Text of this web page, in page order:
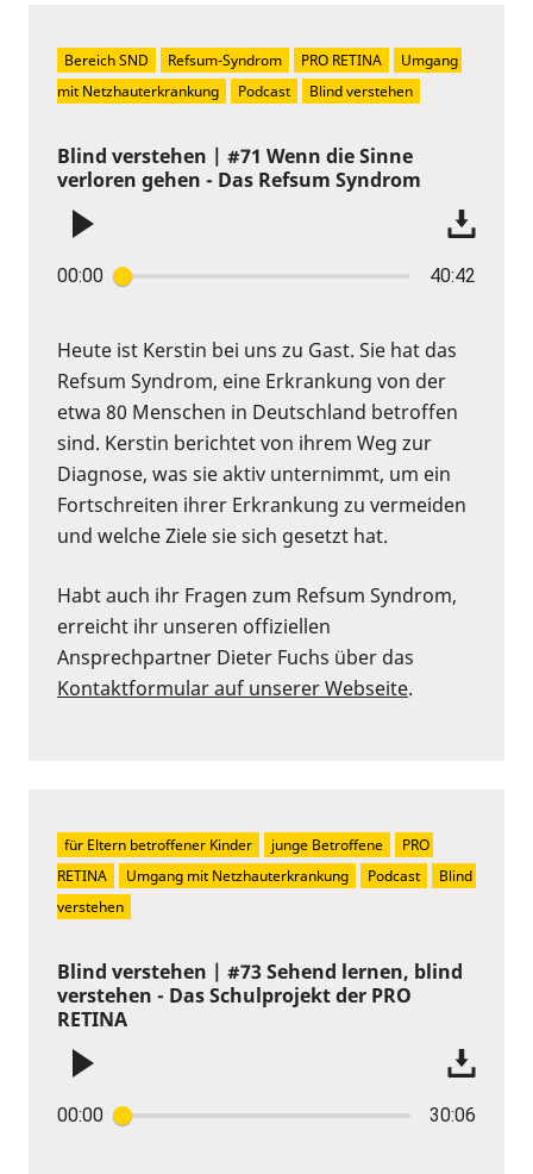
Blind verstehen | #71 Wenn die Sinne
verloren gehen - Das Refsum Syndrom
00:00 40:42
Heute ist Kerstin bei uns zu Gast. Sie hat das
Refsum Syndrom, eine Erkrankung von der
etwa 80 Menschen in Deutschland betroffen
sind. Kerstin berichtet von ihrem Weg zur
Diagnose, was sie aktiv unternimmt, um ein
Fortschreiten ihrer Erkrankung zu vermeiden
und welche Ziele sie sich gesetzt hat.
Habt auch ihr Fragen zum Refsum Syndrom,
erreicht ihr unseren offiziellen
Ansprechpartner Dieter Fuchs über das
Kontaktformular auf unserer Webseite.
Bereich SND Refsum-Syndrom PRO RETINA
Umgang
mit Netzhauterkrankung
Podcast Blind verstehen
Blind verstehen | #73 Sehend lernen, blind
verstehen - Das Schulprojekt der PRO
RETINA
00:00 30:06
für Eltern betroffener Kinder junge Betroffene
PRO
RETINA
Umgang mit Netzhauterkrankung Podcast
Blind
verstehen